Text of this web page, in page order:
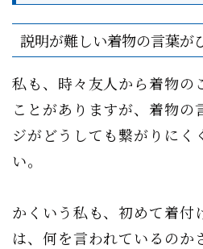
説明が難しい着物の言葉が
私も、時々友人から着物の
ことがありますが、着物の
ジがどうしても繋がりにく
い。
かくいう私も、初めて着付
は、何を言われているのか